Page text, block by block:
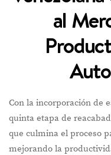
al
Con la incorporación de
quinta etapa de
que culmina el proceso
mejorando la